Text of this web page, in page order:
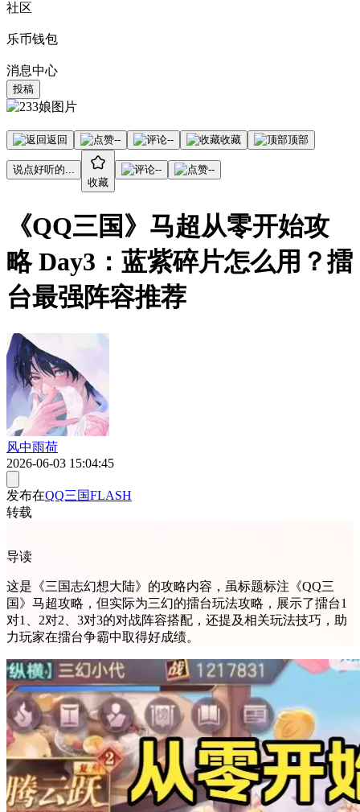
社区
乐币钱包
消息中心
投稿
返回 -- -- 收藏 顶部
说点好听的...
收藏
-- --
《QQ三国》马超从零开始攻
略 Day3：蓝紫碎片怎么用？擂
台最强阵容推荐
风中雨荷
2026-06-03 15:04:45
发布在QQ三国FLASH
转载
导读
这是《三国志幻想大陆》的攻略内容，虽标题标注《QQ三
国》马超攻略，但实际为三幻的擂台玩法攻略，展示了擂台1
对1、2对2、3对3的对战阵容搭配，还提及相关玩法技巧，助
力玩家在擂台争霸中取得好成绩。